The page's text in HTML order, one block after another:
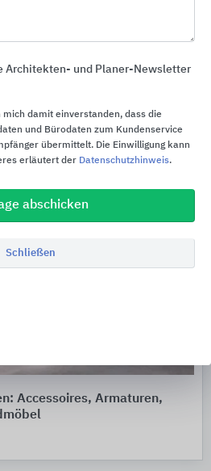
Accessoires, Armaturen,
Architekten- und Planer-Newsletter
damit einverstanden, dass die
und Bürodaten zum Kundenservice
übermittelt. Die Einwilligung kann
erläutert der Datenschutzhinweis.
abschicken
Schließen